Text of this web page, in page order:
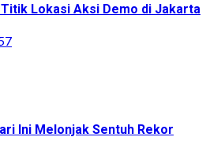
Lokasi Aksi Demo di Jakarta
Ini Melonjak Sentuh Rekor